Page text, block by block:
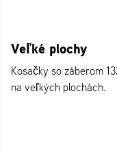
Veľké plochy
Kosačky so záberom
na veľkých plochách.